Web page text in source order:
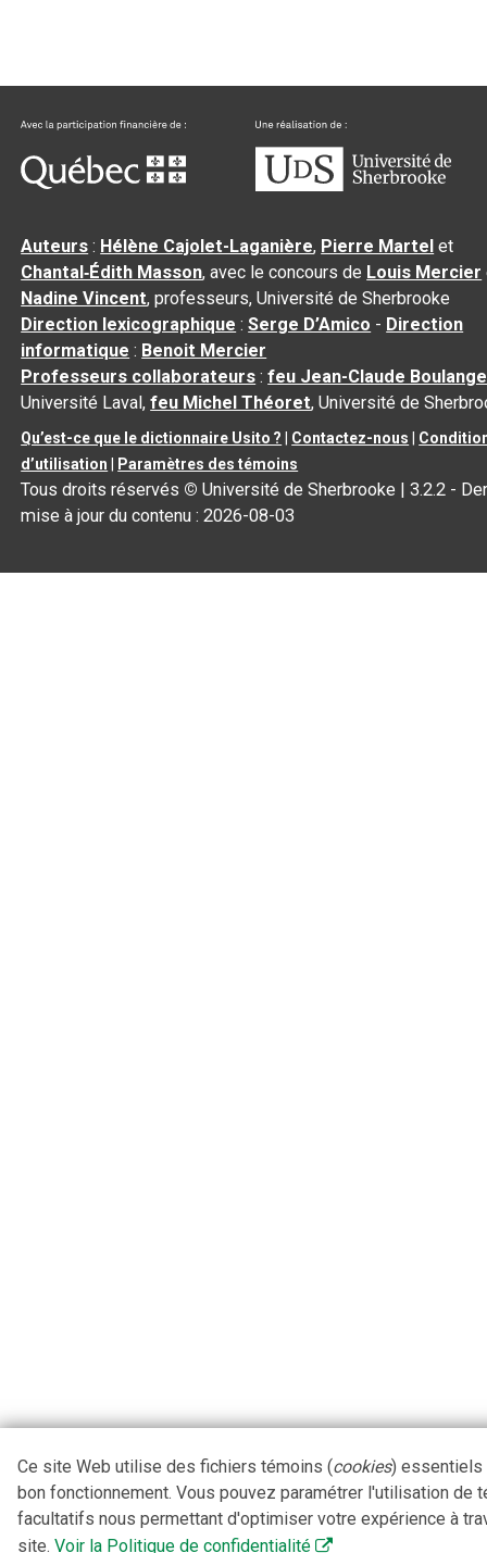
Auteurs : Hélène Cajolet-Laganière, Pierre Martel et
Chantal‑Édith Masson, avec le concours de Louis Mercier
Nadine Vincent, professeurs, Université de Sherbrooke
Direction lexicographique :Serge D’Amico - Direction
informatique : Benoit Mercier
Professeurs collaborateurs :feu Jean-Claude
Université Laval,feu Michel Théoret, Université de
Qu’est-ce que le dictionnaire Usito ? Contactez-nous
d’utilisation
Paramètres des témoins
Tous droits réservés © Université de Sherbrooke |3.2.2 -
mise à jour du contenu :2026-08-03
Ce site Web utilise des fichiers témoins (cookies) essentiels
bon fonctionnement. Vous pouvez paramétrer l'utilisation de
facultatifs nous permettant d'optimiser votre expérience à
site. Voir la Politique de confidentialité